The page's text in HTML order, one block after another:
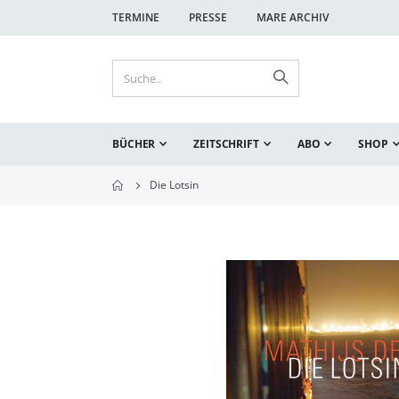
TERMINE PRESSE MARE ARCHIV
BÜCHER ZEITSCHRIFT ABO SHOP
Die Lotsin